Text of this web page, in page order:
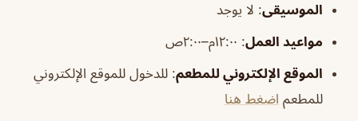
الموسيقى: لا يوجد
مواعيد العمل: ١٢:٠٠م–٢:٠٠ص
الموقع الإلكتروني للمطعم: للدخول للموقع الإلكتروني
للمطعم اضغط هنا